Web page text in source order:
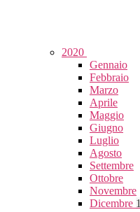
2020
Gennaio
Febbraio
Marzo
Aprile
Maggio
Giugno
Luglio
Agosto
Settembre
Ottobre
Novembre
Dicembre 1